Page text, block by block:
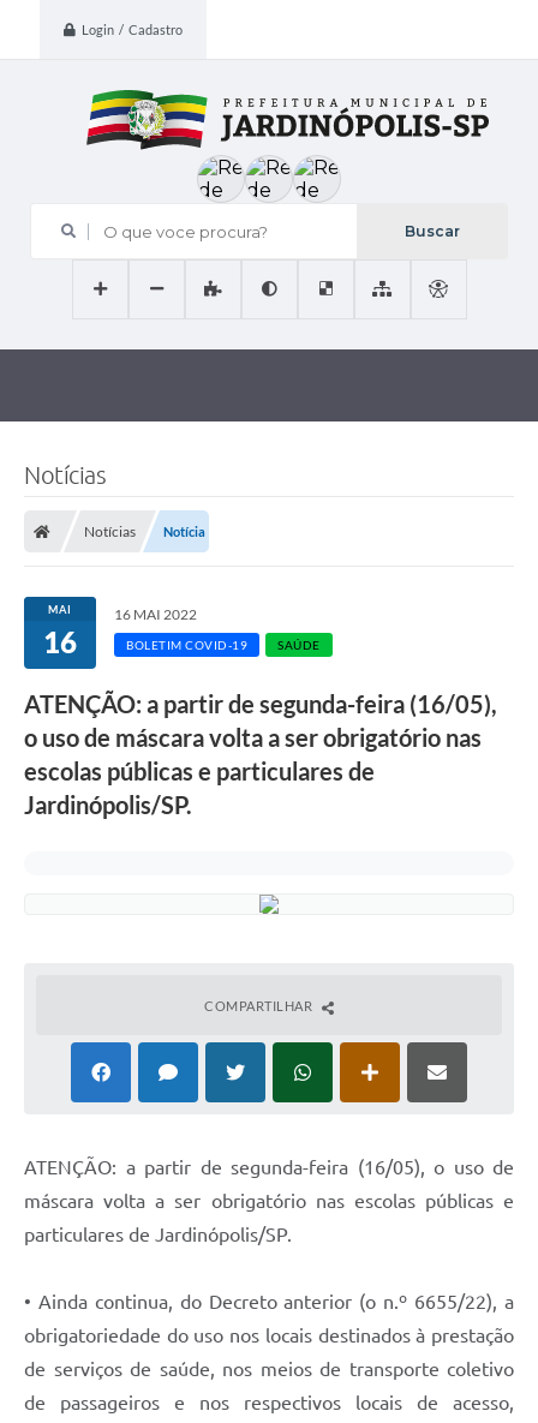
Login / Cadastro
O que voce procura?
Notícias
Notícias Notícia
MAI
16
16 MAI 2022
BOLETIM COVID-19 SAÚDE
ATENÇÃO: a partir de segunda-feira (16/05),
o uso de máscara volta a ser obrigatório nas
escolas públicas e particulares de
Jardinópolis/SP.
COMPARTILHAR
ATENÇÃO: a partir de segunda-feira (16/05), o uso de
máscara volta a ser obrigatório nas escolas públicas e
particulares de Jardinópolis/SP.
• Ainda continua, do Decreto anterior (o n.º 6655/22), a
obrigatoriedade do uso nos locais destinados à prestação
de serviços de saúde, nos meios de transporte coletivo
de passageiros e nos respectivos locais de acesso,